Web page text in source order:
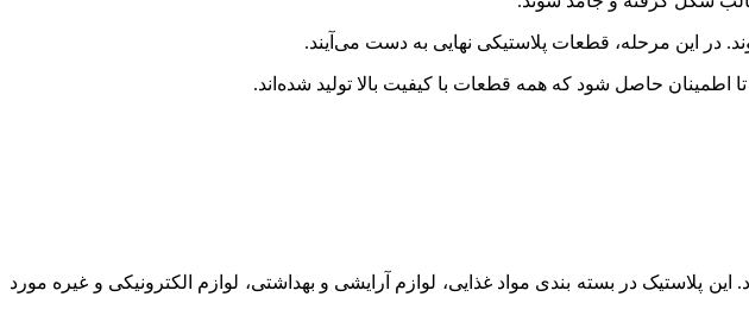
این مرحله، قطعات پلاستیکی نهایی به دست می‌آیند.
حاصل شود که همه قطعات با کیفیت بالا تولید شده‌اند.
در بسته بندی مواد غذایی، لوازم آرایشی و بهداشتی، لوازم الکترونیکی و غیره مورد